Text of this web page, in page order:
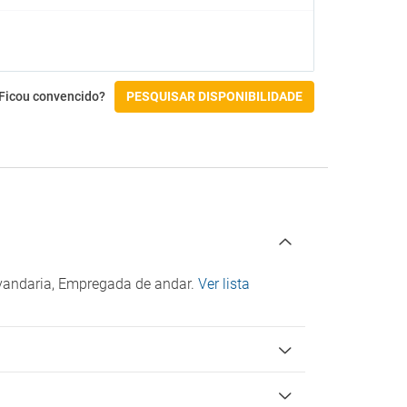
Restaurante com buffet
Ginásio
Padel
Ficou convencido? PESQUISAR DISPONIBILIDADE
Empregada de andar. Ver lista